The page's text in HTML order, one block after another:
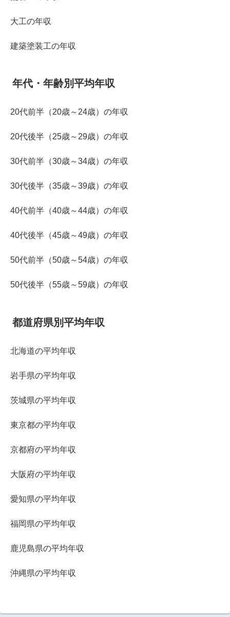
大工の年収
建築塗装工の年収
年代・年齢別平均年収
20代前半（20歳～24歳）の年収
20代後半（25歳～29歳）の年収
30代前半（30歳～34歳）の年収
30代後半（35歳～39歳）の年収
40代前半（40歳～44歳）の年収
40代後半（45歳～49歳）の年収
50代前半（50歳～54歳）の年収
50代後半（55歳～59歳）の年収
都道府県別平均年収
北海道の平均年収
岩手県の平均年収
茨城県の平均年収
東京都の平均年収
京都府の平均年収
大阪府の平均年収
愛知県の平均年収
福岡県の平均年収
鹿児島県の平均年収
沖縄県の平均年収